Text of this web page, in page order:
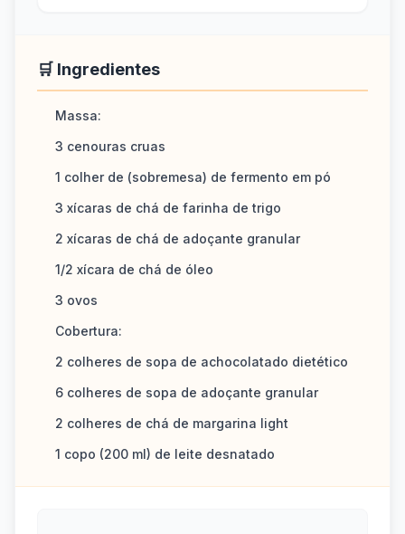
🛒 Ingredientes
Massa:
3 cenouras cruas
1 colher de (sobremesa) de fermento em pó
3 xícaras de chá de farinha de trigo
2 xícaras de chá de adoçante granular
1/2 xícara de chá de óleo
3 ovos
Cobertura:
2 colheres de sopa de achocolatado dietético
6 colheres de sopa de adoçante granular
2 colheres de chá de margarina light
1 copo (200 ml) de leite desnatado